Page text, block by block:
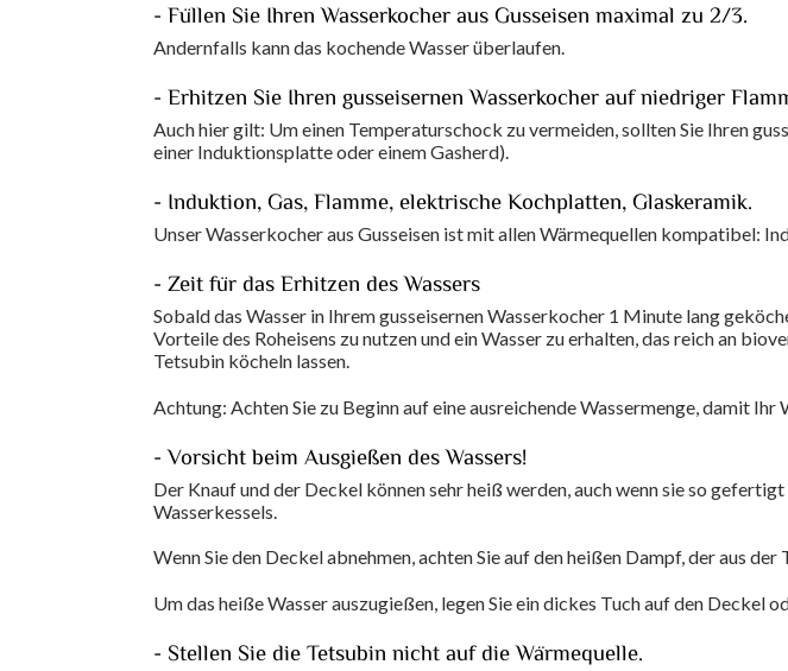
- Füllen Sie Ihren Wasserkocher aus Gusseisen maximal zu 2/3.
Andernfalls kann das kochende Wasser überlaufen.
- Erhitzen Sie Ihren gusseisernen Wasserkocher auf niedriger
Auch hier gilt: Um einen Temperaturschock zu vermeiden, sollten Sie Ihren
einer Induktionsplatte oder einem Gasherd).
- Induktion, Gas, Flamme, elektrische Kochplatten, Glaskeramik.
Unser Wasserkocher aus Gusseisen ist mit allen Wärmequellen kompatibel:
- Zeit für das Erhitzen des Wassers
Sobald das Wasser in Ihrem gusseisernen Wasserkocher 1 Minute lang
Vorteile des Roheisens zu nutzen und ein Wasser zu erhalten, das reich an
Tetsubin köcheln lassen.
Achtung: Achten Sie zu Beginn auf eine ausreichende Wassermenge, damit
- Vorsicht beim Ausgießen des Wassers!
Der Knauf und der Deckel können sehr heiß werden, auch wenn sie so
Wasserkessels.
Wenn Sie den Deckel abnehmen, achten Sie auf den heißen Dampf, der aus der
Um das heiße Wasser auszugießen, legen Sie ein dickes Tuch auf den Deckel
- Stellen Sie die Tetsubin nicht auf die Wärmequelle.